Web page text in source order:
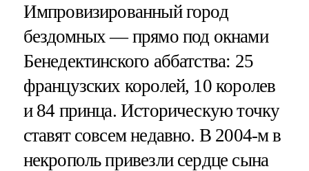
Импровизированный город
бездомных — прямо под окнами
Бенедектинского аббатства: 25
французских королей, 10 королев
и 84 принца. Историческую точку
ставят совсем недавно. В 2004-м в
некрополь привезли сердце сына